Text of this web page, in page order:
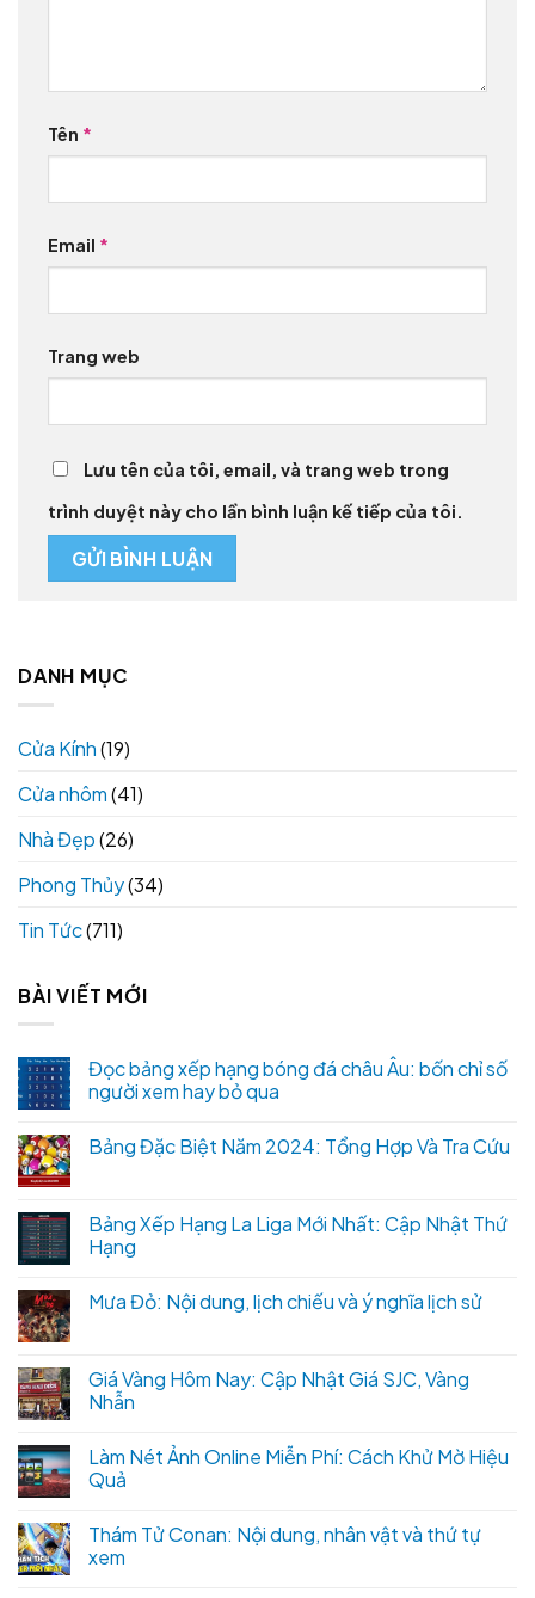
Tên *
Email *
Trang web
Lưu tên của tôi, email, và trang web trong
trình duyệt này cho lần bình luận kế tiếp của tôi.
DANH MỤC
Cửa Kính(19)
Cửa nhôm(41)
Nhà Đẹp(26)
Phong Thủy(34)
Tin Tức(711)
BÀI VIẾT MỚI
Đọc bảng xếp hạng bóng đá châu Âu: bốn chỉ số
người xem hay bỏ qua
Bảng Đặc Biệt Năm 2024: Tổng Hợp Và Tra Cứu
Bảng Xếp Hạng La Liga Mới Nhất: Cập Nhật Thứ
Hạng
Mưa Đỏ: Nội dung, lịch chiếu và ý nghĩa lịch sử
Giá Vàng Hôm Nay: Cập Nhật Giá SJC, Vàng
Nhẫn
Làm Nét Ảnh Online Miễn Phí: Cách Khử Mờ Hiệu
Quả
Thám Tử Conan: Nội dung, nhân vật và thứ tự
xem